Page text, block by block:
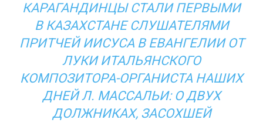
КАРАГАНДИНЦЫ СТАЛИ ПЕРВЫМИ
В КАЗАХСТАНЕ СЛУШАТЕЛЯМИ
ПРИТЧЕЙ ИИСУСА В ЕВАНГЕЛИИ ОТ
ЛУКИ ИТАЛЬЯНСКОГО
КОМПОЗИТОРА-ОРГАНИСТА НАШИХ
ДНЕЙ Л. МАССАЛЬИ: О ДВУХ
ДОЛЖНИКАХ, ЗАСОХШЕЙ